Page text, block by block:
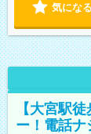
気にな
【大宮駅
ー！電話ナ